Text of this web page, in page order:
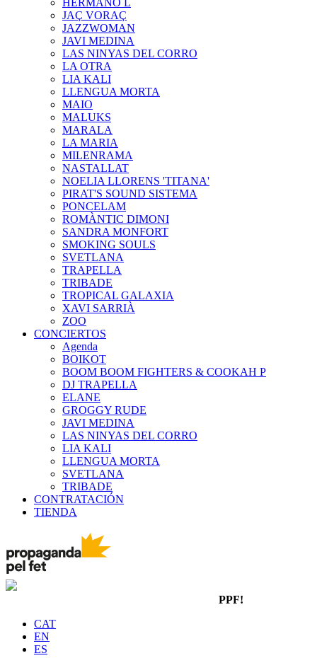
HERMANO L
JAÇ VORAÇ
JAZZWOMAN
JAVI MEDINA
LAS NINYAS DEL CORRO
LA OTRA
LIA KALI
LLENGUA MORTA
MAIO
MALUKS
MARALA
LA MARIA
MILENRAMA
NASTALLAT
NOELIA LLORENS 'TITANA'
PIRAT'S SOUND SISTEMA
PONCELAM
ROMÀNTIC DIMONI
SANDRA MONFORT
SMOKING SOULS
SVETLANA
TRAPELLA
TRIBADE
TROPICAL GALAXIA
XAVI SARRIÀ
ZOO
CONCIERTOS
Agenda
BOIKOT
BOOM BOOM FIGHTERS & COOKAH P
DJ TRAPELLA
ELANE
GROGGY RUDE
JAVI MEDINA
LAS NINYAS DEL CORRO
LIA KALI
LLENGUA MORTA
SVETLANA
TRIBADE
CONTRATACIÓN
TIENDA
PPF!
CAT
EN
ES